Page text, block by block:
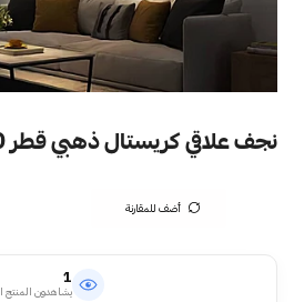
نجف علاقي كريستال ذهبي قطر 60 سم E14
أضف للمقارنة
1
يشاهدون المنتج